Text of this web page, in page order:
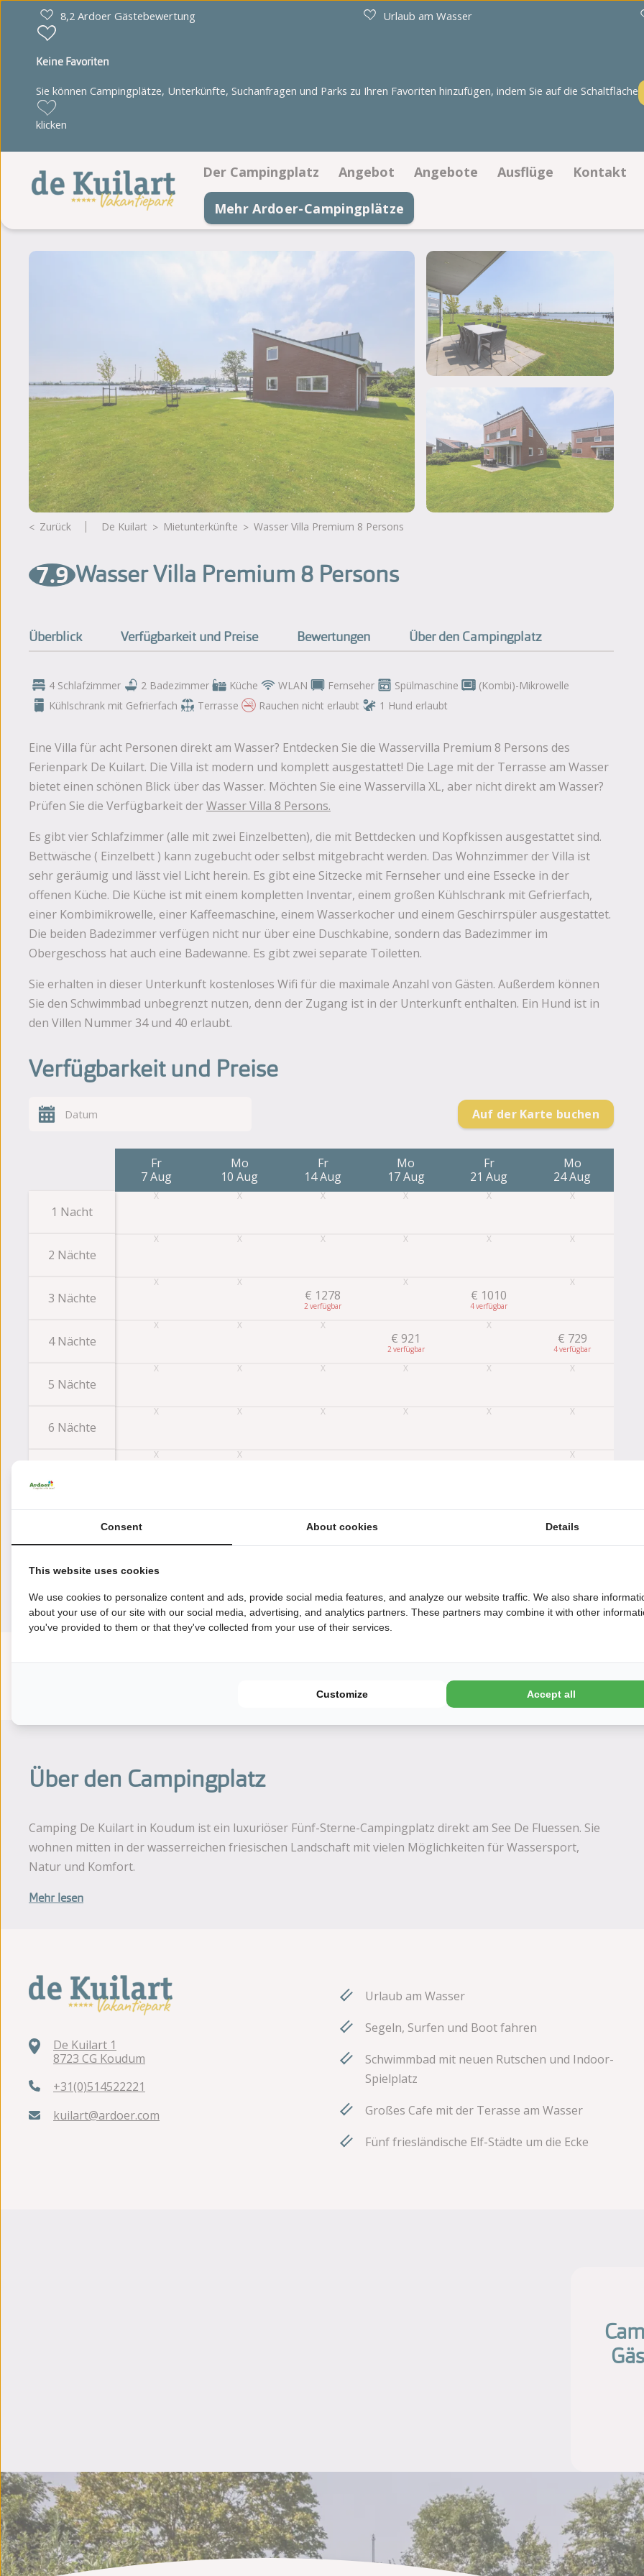
8,2 Ardoer Gästebewertung Urlaub am Wasser
Keine Favoriten
Sie können Campingplätze, Unterkünfte, Suchanfragen und Parks zu Ihren Favoriten hinzufügen, indem Sie auf die Schaltfläche
klicken
Der Campingplatz
Einrichtungen
Lageplan
Fotoalbum
Bewertungen
Broschüre
Neuigkeiten
Angebot
Stellplätze
Angebote Ausflüge Kontakt
Mehr Ardoer-Campingplätze
Zurück De Kuilart Mietunterkünfte Wasser Villa Premium 8 Persons
7.9 Wasser Villa Premium 8 Persons
Überblick Verfügbarkeit und Preise Bewertungen Über den Campingplatz
4 Schlafzimmer 2 Badezimmer Küche WLAN Fernseher Spülmaschine
(Kombi)-Mikrowelle
Kühlschrank mit Gefrierfach
Terrasse Rauchen nicht erlaubt 1 Hund erlaubt
Eine Villa für acht Personen direkt am Wasser? Entdecken Sie die Wasservilla Premium 8 Persons des
Ferienpark De Kuilart. Die Villa ist modern und komplett ausgestattet! Die Lage mit der Terrasse am Wasser
bietet einen schönen Blick über das Wasser. Möchten Sie eine Wasservilla XL, aber nicht direkt am Wasser?
Prüfen Sie die Verfügbarkeit derWasser Villa 8 Persons.
Es gibt vier Schlafzimmer (alle mit zwei Einzelbetten), die mit Bettdecken und Kopfkissen ausgestattet sind.
Bettwäsche ( Einzelbett ) kann zugebucht oder selbst mitgebracht werden. Das Wohnzimmer der Villa ist
sehr geräumig und lässt viel Licht herein. Es gibt eine Sitzecke mit Fernseher und eine Essecke in der
offenen Küche. Die Küche ist mit einem kompletten Inventar, einem großen Kühlschrank mit Gefrierfach,
einer Kombimikrowelle, einer Kaffeemaschine, einem Wasserkocher und einem Geschirrspüler ausgestattet.
Die beiden Badezimmer verfügen nicht nur über eine Duschkabine, sondern das Badezimmer im
Obergeschoss hat auch eine Badewanne. Es gibt zwei separate Toiletten.
Sie erhalten in dieser Unterkunft kostenloses Wifi für die maximale Anzahl von Gästen. Außerdem können
Sie den Schwimmbad unbegrenzt nutzen, denn der Zugang ist in der Unterkunft enthalten. Ein Hund ist in
den Villen Nummer 34 und 40 erlaubt.
Verfügbarkeit und Preise
Auf der Karte buchen
1 Nacht
2 Nächte
3 Nächte
4 Nächte
5 Nächte
6 Nächte
Fr
7 Aug
Mo
10 Aug
Fr
14 Aug
€ 1278
2
Mo
17 Aug
€ 921
2
Fr
21 Aug
€ 1010
4
Mo
24 Aug
€ 729
4
Bewertungen
Diese Unterkunft hat eine Bewertung von
Durchschnittliche
Über den Campingplatz
Camping De Kuilart in Koudum ist ein luxuriöser Fünf-Sterne-Campingplatz direkt am See De Fluessen. Sie
wohnen mitten in der wasserreichen friesischen Landschaft mit vielen Möglichkeiten für Wassersport,
Natur und Komfort.
Mehr lesen
De Kuilart 1
8723 CG Koudum
+31(0)514522221
kuilart@ardoer.com
Urlaub am Wasser
Segeln, Surfen und Boot fahren
Schwimmbad mit neuen Rutschen und Indoor-
Spielplatz
Großes Cafe mit der Terasse am Wasser
Fünf friesländische Elf-Städte um die Ecke
Consent About cookies Details
This website uses cookies
We use cookies to personalize content and ads, provide social media features, and analyze our website traffic. We also share
about your use of our site with our social media, advertising, and analytics partners. These partners may combine it with other
you've provided to them or that they've collected from your use of their services.
Customize Accept all